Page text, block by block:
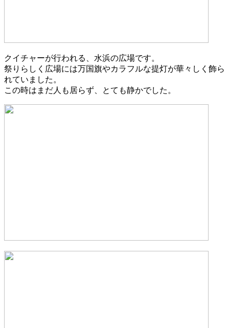
クイチャーが行われる、水浜の広場です。
祭りらしく広場には万国旗やカラフルな提灯が華々しく飾ら
れていました。
この時はまだ人も居らず、とても静かでした。